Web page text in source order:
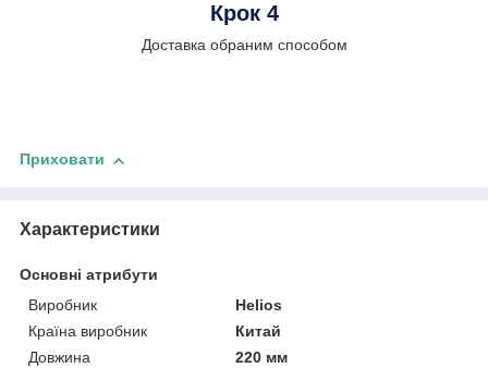
Крок 4
Доставка обраним способом
Приховати
Характеристики
Основні атрибути
Виробник
Helios
Країна виробник
Китай
Довжина
220 мм